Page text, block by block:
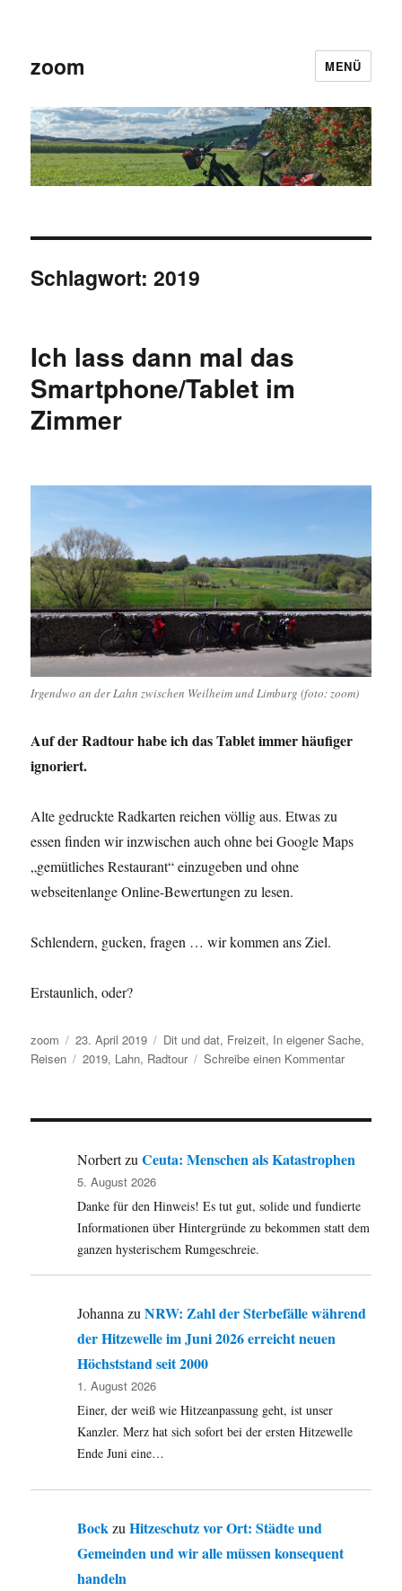
zoom MENÜ
Schlagwort:2019
Ich lass dann mal das
Smartphone/Tablet im
Zimmer
Irgendwo an der Lahn zwischen Weilheim und Limburg (foto: zoom)
Auf der Radtour habe ich das Tablet immer häufiger
ignoriert.
Alte gedruckte Radkarten reichen völlig aus. Etwas zu
essen finden wir inzwischen auch ohne bei Google Maps
„gemütliches Restaurant“ einzugeben und ohne
webseitenlange Online-Bewertungen zu lesen.
Schlendern, gucken, fragen … wir kommen ans Ziel.
Erstaunlich, oder?
Autor
zoom
Veröffentlicht
am
23. April 2019 Kategorien
Dit und dat, Freizeit, In eigener Sache,
Reisen
Schlagwörter
2019, Lahn, Radtour Schreibe einen Kommentarzu
Zimmer
NorbertzuCeuta: Menschen als Katastrophen
5. August 2026
Danke für den Hinweis! Es tut gut, solide und fundierte
Informationen über Hintergründe zu bekommen statt dem
ganzen hysterischem Rumgeschreie.
Johanna zuNRW: Zahl der Sterbefälle während
der Hitzewelle im Juni 2026 erreicht neuen
Höchststand seit 2000
1. August 2026
Einer, der weiß wie Hitzeanpassung geht, ist unser
Kanzler. Merz hat sich sofort bei der ersten Hitzewelle
Ende Juni eine…
BockzuHitzeschutz vor Ort: Städte und
Gemeinden und wir alle müssen konsequent
handeln